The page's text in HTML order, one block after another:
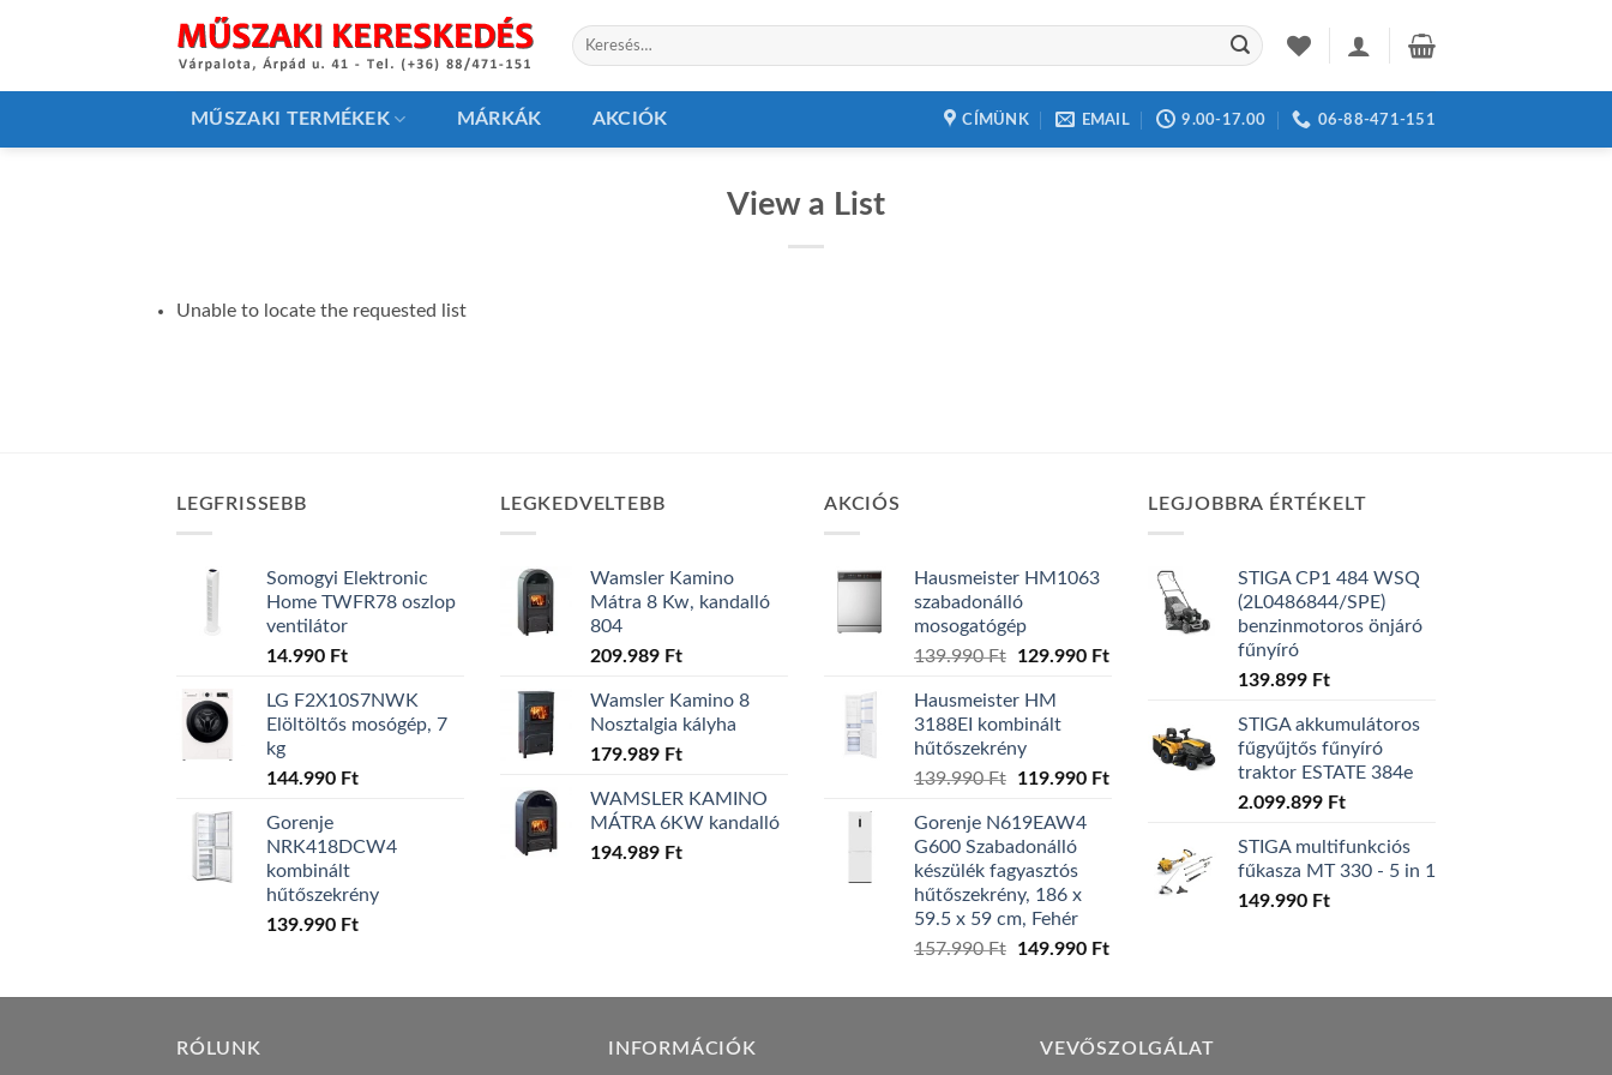
Keresés
a
MŰSZAKI TERMÉKEK MÁRKÁK AKCIÓK CÍMÜNK EMAIL 9.00-17.00 06-88-471-151
View a List
Unable to locate the requested list
LEGFRISSEBB
Somogyi Elektronic
Home TWFR78 oszlop
ventilátor
14.990 Ft
LG F2X10S7NWK
Elöltöltős mosógép, 7
kg
144.990 Ft
Gorenje
NRK418DCW4
kombinált
hűtőszekrény
139.990 Ft
LEGKEDVELTEBB
Wamsler Kamino
Mátra 8 Kw, kandalló
804
209.989 Ft
Wamsler Kamino 8
Nosztalgia kályha
179.989 Ft
WAMSLER KAMINO
MÁTRA 6KW kandalló
194.989 Ft
AKCIÓS
Hausmeister HM1063
szabadonálló
mosogatógép
139.990Ft
Original
was:
139.990 Ft.
129.990 FtCurrent
129.990 Ft.
Hausmeister HM
3188EI kombinált
hűtőszekrény
139.990Ft
Original
was:
139.990 Ft.
119.990 FtCurrent
119.990 Ft.
Gorenje N619EAW4
G600 Szabadonálló
készülék fagyasztós
hűtőszekrény, 186 x
59.5 x 59 cm, Fehér
157.990Ft
Original
was:
149.990 FtCurrent
is:
LEGJOBBRA ÉRTÉKELT
STIGA CP1 484 WSQ
(2L0486844/SPE)
benzinmotoros önjáró
fűnyíró
139.899 Ft
STIGA akkumulátoros
fűgyűjtős fűnyíró
traktor ESTATE 384e
2.099.899 Ft
STIGA multifunkciós
fűkasza MT 330 - 5 in 1
149.990 Ft
RÓLUNK INFORMÁCIÓK VEVŐSZOLGÁLAT